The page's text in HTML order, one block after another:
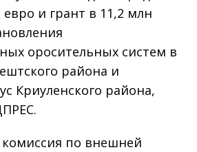
и грант в 11,2 млн
оросительных систем в
района и
Криуленского района,
комиссия по внешней